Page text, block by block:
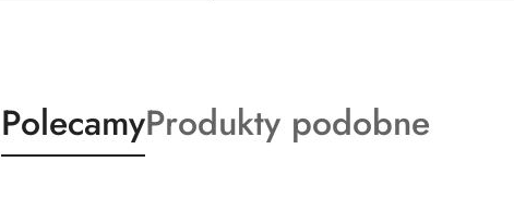
Produkty
o
PolecamyProdukty
o
Produkty podobne